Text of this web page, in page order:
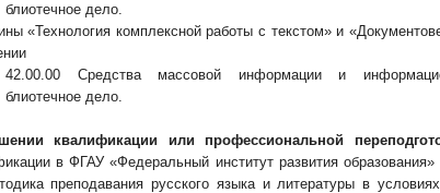
блиотечное дело.
«Технология комплексной работы с текстом» и
42.00.00 Средства массовой информации и
блиотечное дело.
квалификации или профессиональной
в ФГАУ «Федеральный институт развития
преподавания русского языка и литературы в